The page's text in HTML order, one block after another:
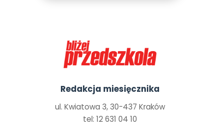
Redakcja miesięcznika
ul. Kwiatowa 3, 30-437 Kraków
tel: 12 631 04 10